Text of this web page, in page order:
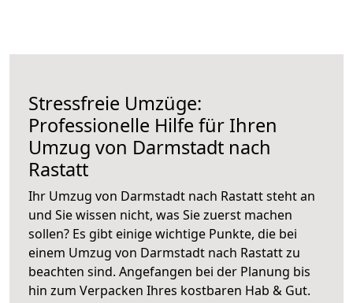
Stressfreie Umzüge:
Professionelle Hilfe für Ihren
Umzug von Darmstadt nach
Rastatt
Ihr Umzug von Darmstadt nach Rastatt steht an
und Sie wissen nicht, was Sie zuerst machen
sollen? Es gibt einige wichtige Punkte, die bei
einem Umzug von Darmstadt nach Rastatt zu
beachten sind. Angefangen bei der Planung bis
hin zum Verpacken Ihres kostbaren Hab & Gut.